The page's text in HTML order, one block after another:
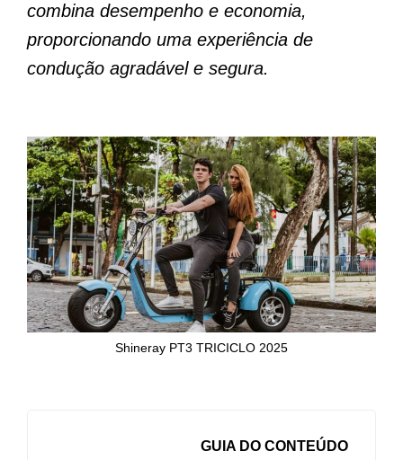
combina desempenho e economia,
proporcionando uma experiência de
condução agradável e segura.
Shineray PT3 TRICICLO 2025
GUIA DO CONTEÚDO